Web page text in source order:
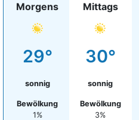
Morgens
29°
sonnig
Bewölkung
1%
Mittags
30°
sonnig
Bewölkung
3%